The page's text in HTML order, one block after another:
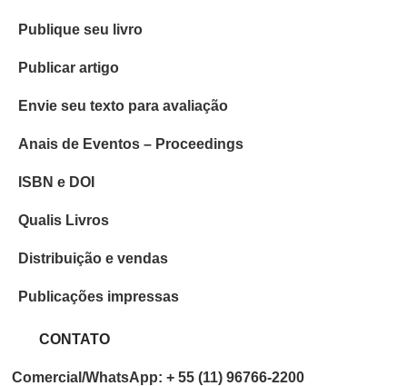
Publique seu livro
Publicar artigo
Envie seu texto para avaliação
Anais de Eventos – Proceedings
ISBN e DOI
Qualis Livros
Distribuição e vendas
Publicações impressas
CONTATO
Comercial/WhatsApp: + 55 (11) 96766-2200